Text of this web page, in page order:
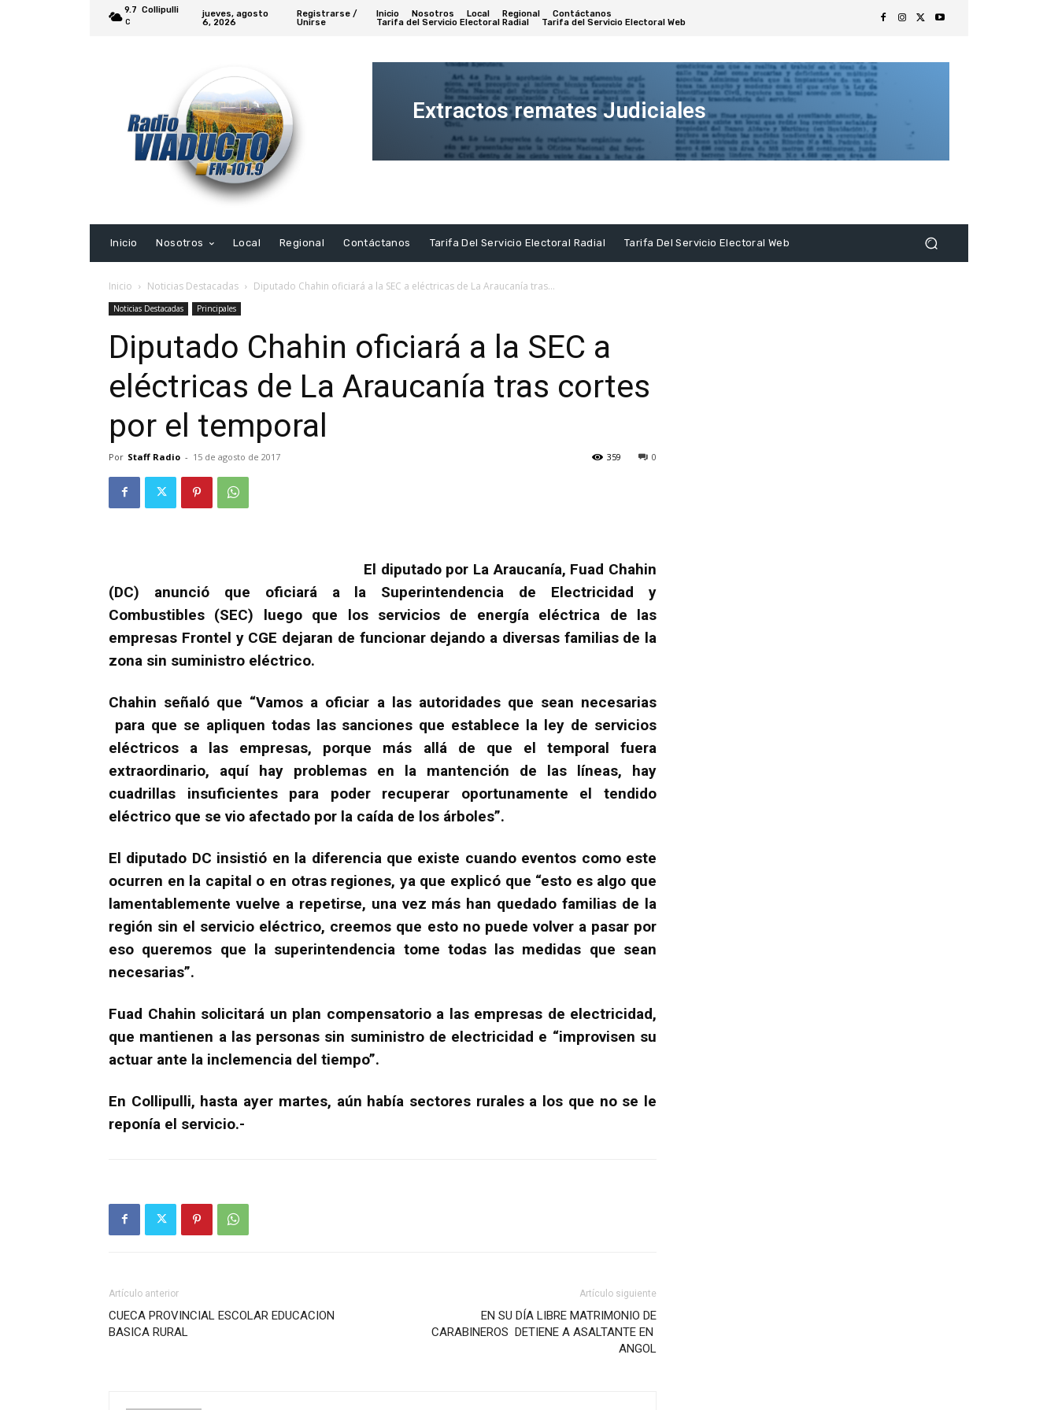
9.7
C
Collipulli
jueves, agosto
6, 2026
Registrarse /
Unirse
Inicio Nosotros Local Regional
Contáctanos
Tarifa del Servicio Electoral Radial
Tarifa del Servicio Electoral Web
Extractos remates Judiciales
Extracto
Inicio
Nosotros Local Regional Contáctanos Tarifa Del Servicio Electoral Radial Tarifa Del Servicio Electoral Web
Inicio Noticias Destacadas Diputado Chahin oficiará a la SEC a eléctricas de La Araucanía tras...
Noticias Destacadas Principales
Diputado Chahin oficiará a la SEC a
eléctricas de La Araucanía tras cortes
por el temporal
Por Staff Radio - 15 de agosto de 2017 0
359
El diputado por La Araucanía, Fuad Chahin
(DC) anunció que oficiará a la Superintendencia de Electricidad y
Combustibles (SEC) luego que los servicios de energía eléctrica de las
empresas Frontel y CGE dejaran de funcionar dejando a diversas familias de la
zona sin suministro eléctrico.
Chahin señaló que “Vamos a oficiar a las autoridades que sean necesarias
para que se apliquen todas las sanciones que establece la ley de servicios
eléctricos a las empresas, porque más allá de que el temporal fuera
extraordinario, aquí hay problemas en la mantención de las líneas, hay
cuadrillas insuficientes para poder recuperar oportunamente el tendido
eléctrico que se vio afectado por la caída de los árboles”.
El diputado DC insistió en la diferencia que existe cuando eventos como este
ocurren en la capital o en otras regiones, ya que explicó que “esto es algo que
lamentablemente vuelve a repetirse, una vez más han quedado familias de la
región sin el servicio eléctrico, creemos que esto no puede volver a pasar por
eso queremos que la superintendencia tome todas las medidas que sean
necesarias”.
Fuad Chahin solicitará un plan compensatorio a las empresas de electricidad,
que mantienen a las personas sin suministro de electricidad e “improvisen su
actuar ante la inclemencia del tiempo”.
En Collipulli, hasta ayer martes, aún había sectores rurales a los que no se le
reponía el servicio.-
Artículo anterior
CUECA PROVINCIAL ESCOLAR EDUCACION
BASICA RURAL
Artículo siguiente
EN SU DÍA LIBRE MATRIMONIO DE
CARABINEROS DETIENE A ASALTANTE EN
ANGOL